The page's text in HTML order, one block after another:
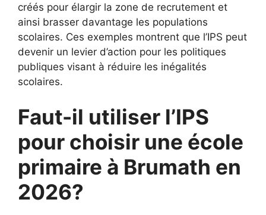
créés pour élargir la zone de recrutement et
ainsi brasser davantage les populations
scolaires. Ces exemples montrent que l’IPS peut
devenir un levier d’action pour les politiques
publiques visant à réduire les inégalités
scolaires.
Faut-il utiliser l’IPS
pour choisir une école
primaire à Brumath en
2026?